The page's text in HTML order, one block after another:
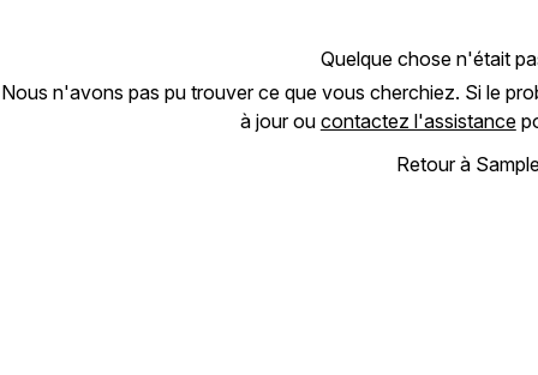
Quelque chose n'était
Nous n'avons pas pu trouver ce que vous cherchiez. Si le
à jour ou contactez l'assistance
Retour à